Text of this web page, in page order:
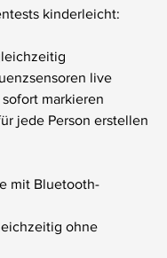
kinderleicht:
live
markieren
jede Person erstellen
mit Bluetooth-
ohne